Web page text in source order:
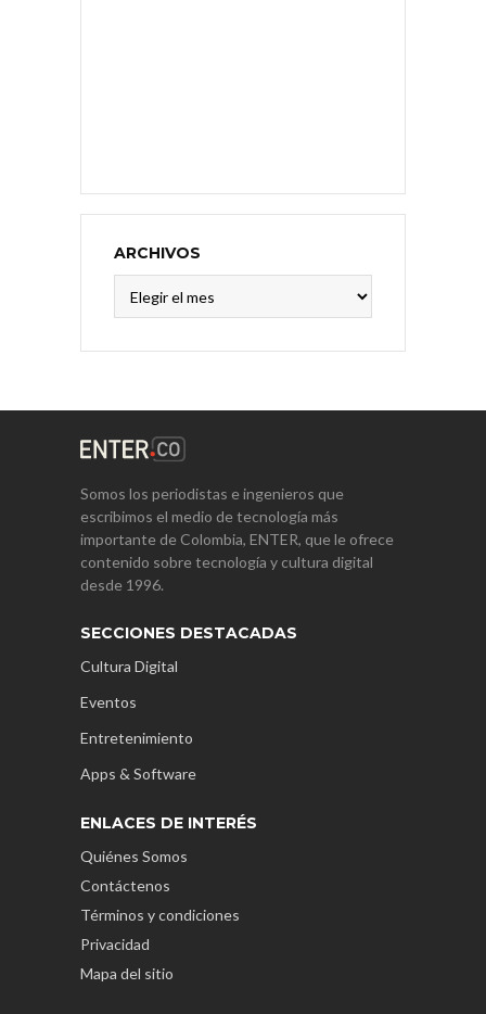
ARCHIVOS
Somos los periodistas e ingenieros que
escribimos el medio de tecnología más
importante de Colombia, ENTER, que le ofrece
contenido sobre tecnología y cultura digital
desde 1996.
SECCIONES DESTACADAS
Cultura Digital
Eventos
Entretenimiento
Apps & Software
ENLACES DE INTERÉS
Quiénes Somos
Contáctenos
Términos y condiciones
Privacidad
Mapa del sitio